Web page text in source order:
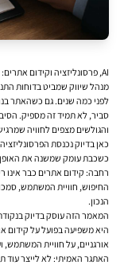
AI, פרסונליזציה וקידום אתרים: למה החיפוש בגוגל כבר לא עובד כמו פעם
מנהל שיווק שמביט בדוחות
לפני כמה שנים. גם כשהאתר
סביר, לא תמיד זה מספיק.
והגולשים מצפים לחוויה
כשכבת עומק שמשנה את האופן
רחבה: קידום אתרים כבר אינו
החיפוש, חוויית המשתמש,
הנכון.
היא משפיעה בפועל על קידום
אורגניים, על חוויית המשתמש,
האתגר האמיתי: לא לייצר עוד